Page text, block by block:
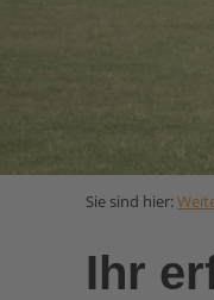
Sie sind hier:
Ihr